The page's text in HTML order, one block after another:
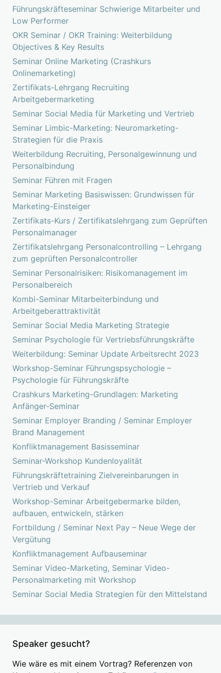
Führungskräfteseminar Schwierige Mitarbeiter und
Low Performer
OKR Seminar / OKR Training: Weiterbildung
Objectives & Key Results
Seminar Online Marketing (Crashkurs
Onlinemarketing)
Zertifikats-Lehrgang Recruiting
Arbeitgebermarketing
Seminar Social Media für Marketing und Vertrieb
Seminar Limbic-Marketing: Neuromarketing-
Strategien für die Praxis
Weiterbildung Recruiting, Personalgewinnung und
Personalbindung
Seminar Führen mit Fragen
Seminar Marketing Basiswissen: Grundwissen für
Marketing-Einsteiger
Zertifikats-Kurs / Zertifikatslehrgang zum Geprüften
Personalmanager
Zertifikatslehrgang Personalcontrolling – Lehrgang
zum geprüften Personalcontroller
Seminar Personalrisiken: Risikomanagement im
Personalbereich
Kombi-Seminar Mitarbeiterbindung und
Arbeitgeberattraktivität
Seminar Social Media Marketing Strategie
Seminar Psychologie für Vertriebsführungskräfte
Weiterbildung: Seminar Update Arbeitsrecht 2023
Workshop-Seminar Führungspsychologie –
Psychologie für Führungskräfte
Crashkurs Marketing-Grundlagen: Marketing
Anfänger-Seminar
Seminar Employer Branding / Seminar Employer
Brand Management
Konfliktmanagement Basisseminar
Seminar-Workshop Kundenloyalität
Führungskräftetraining Zielvereinbarungen in
Vertrieb und Verkauf
Workshop-Seminar Arbeitgebermarke bilden,
aufbauen, entwickeln, stärken
Fortbildung / Seminar Next Pay – Neue Wege der
Vergütung
Konfliktmanagement Aufbauseminar
Seminar Video-Marketing, Seminar Video-
Personalmarketing mit Workshop
Seminar Social Media Strategien für den Mittelstand
Speaker gesucht?
Wie wäre es mit einem Vortrag? Referenzen von